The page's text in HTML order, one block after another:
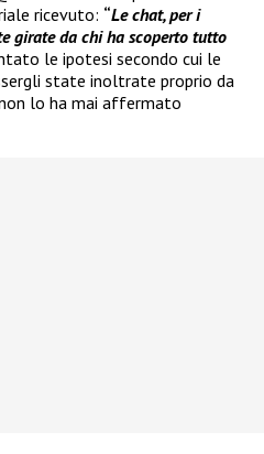
ricevuto: “Le chat, per i
girate da chi ha scoperto tutto
le ipotesi secondo cui le
state inoltrate proprio da
lo ha mai affermato